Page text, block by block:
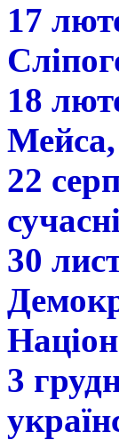
17
18
Мейса,
22
30
3